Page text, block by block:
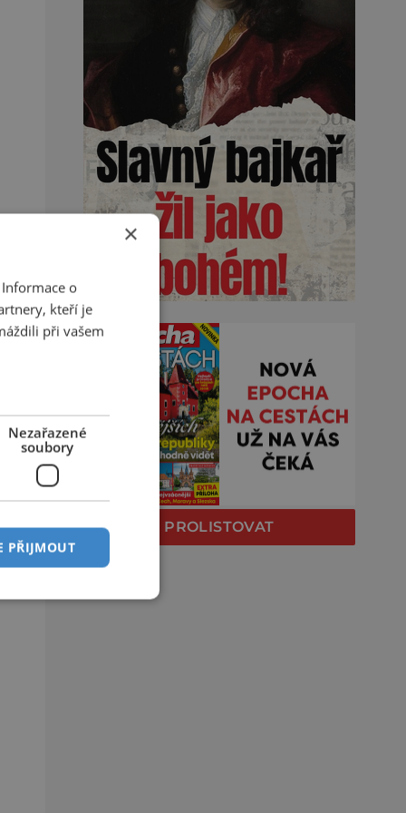
PROLISTOVAT
×
o
kteří je
při vašem
Nezařazené
soubory
PŘIJMOUT